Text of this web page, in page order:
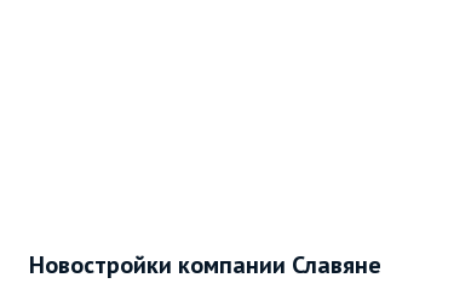
Новостройки компании Славяне